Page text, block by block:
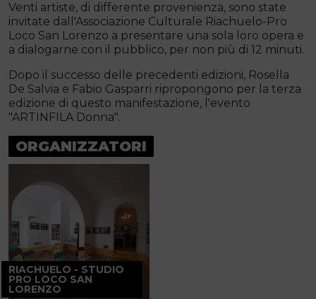
Venti artiste, di differente provenienza, sono state
invitate dall'Associazione Culturale Riachuelo-Pro
Loco San Lorenzo a presentare una sola loro opera e
a dialogarne con il pubblico, per non più di 12 minuti.
Dopo il successo delle precedenti edizioni, Rosella
De Salvia e Fabio Gasparri ripropongono per la terza
edizione di questo manifestazione, l'evento
"ARTINFILA Donna".
ORGANIZZATORI
RIACHUELO - STUDIO
PRO LOCO SAN
LORENZO